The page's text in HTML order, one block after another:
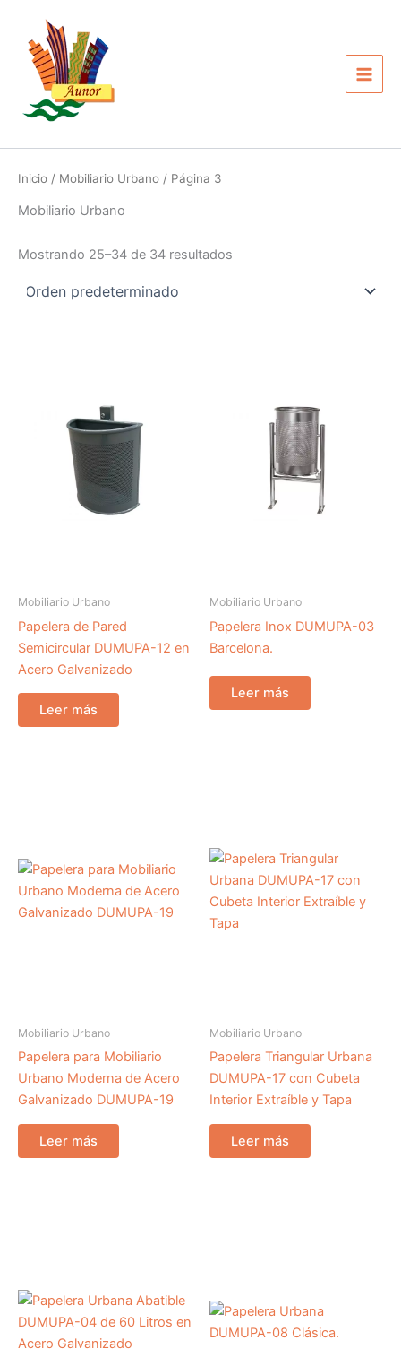
contenido
Inicio / Mobiliario Urbano / Página 3
Mobiliario Urbano
Mostrando 25–34 de 34 resultados
Mobiliario Urbano
Papelera de Pared
Semicircular DUMUPA-12 en
Acero Galvanizado
Leer más
Mobiliario Urbano
Papelera Inox DUMUPA-03
Barcelona.
Leer más
Mobiliario Urbano
Papelera para Mobiliario
Urbano Moderna de Acero
Galvanizado DUMUPA-19
Leer más
Mobiliario Urbano
Papelera Triangular Urbana
DUMUPA-17 con Cubeta
Interior Extraíble y Tapa
Leer más